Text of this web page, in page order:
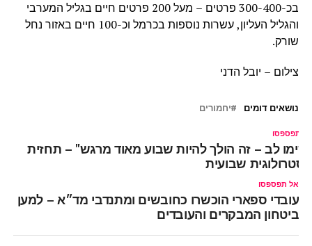
בכ-300-400 פרטים – מעל 200 פרטים חיים בגליל המערבי
והגליל העליון, עשרות נוספות בכרמל וכ-100 חיים באזור נחל
שורק.
צילום – יובל הדני
נושאים דומים יחמורים
תפספסו
לב – זה הולך להיות שבוע מאוד מרגש" – תחזית
שבועית
אל תפספסו
עובדי ספארי הוכשרו כחובשים ומתנדבי מד״א – למען
ביטחון המבקרים והעובדים